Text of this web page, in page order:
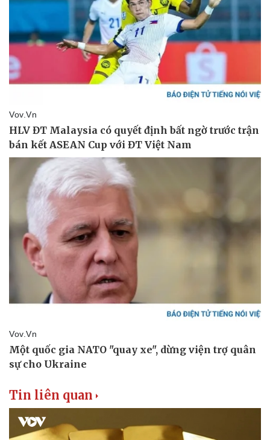
Bóng đá
Lịch thi đấu bóng đá
Thế giới thể thao
eSports
Hậu trường
Ô tô - Xe máy
Tin liên quan